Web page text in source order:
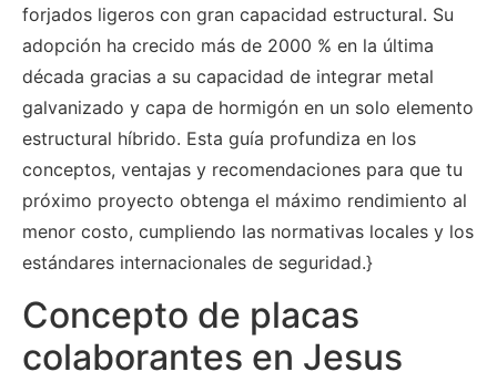
forjados ligeros con gran capacidad estructural. Su
adopción ha crecido más de 2000 % en la última
década gracias a su capacidad de integrar metal
galvanizado y capa de hormigón en un solo elemento
estructural híbrido. Esta guía profundiza en los
conceptos, ventajas y recomendaciones para que tu
próximo proyecto obtenga el máximo rendimiento al
menor costo, cumpliendo las normativas locales y los
estándares internacionales de seguridad.}
Concepto de placas
colaborantes en Jesus